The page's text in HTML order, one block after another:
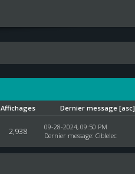
Affichages Dernier message [asc]
2,938
09-28-2024, 09:50 PM
Dernier message:Ciblelec